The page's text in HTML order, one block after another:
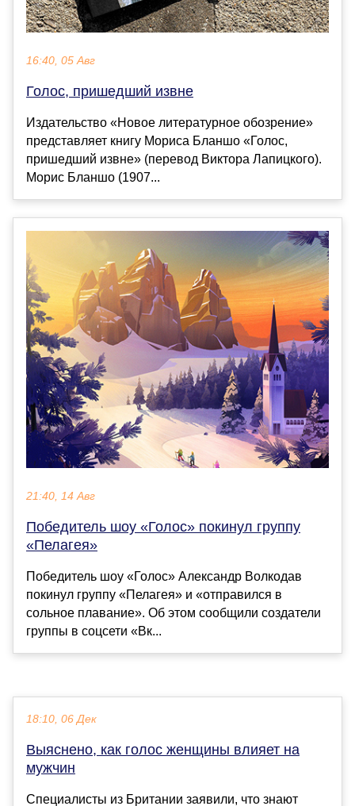
16:40, 05 Авг
Голос, пришедший извне
Издательство «Новое литературное обозрение»
представляет книгу Мориса Бланшо «Голос,
пришедший извне» (перевод Виктора Лапицкого).
Морис Бланшо (1907...
21:40, 14 Авг
Победитель шоу «Голос» покинул группу
«Пелагея»
Победитель шоу «Голос» Александр Волкодав
покинул группу «Пелагея» и «отправился в
сольное плавание». Об этом сообщили создатели
группы в соцсети «Вк...
18:10, 06 Дек
Выяснено, как голос женщины влияет на
мужчин
Специалисты из Британии заявили, что знают